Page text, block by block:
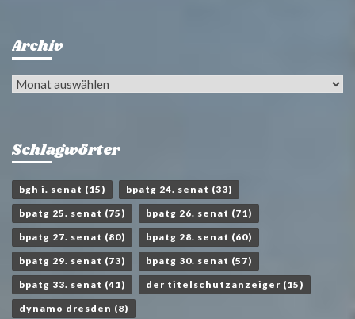
Archiv
Archiv
Schlagwörter
bgh i. senat (15) bpatg 24. senat (33)
bpatg 25. senat (75) bpatg 26. senat (71)
bpatg 27. senat (80) bpatg 28. senat (60)
bpatg 29. senat (73) bpatg 30. senat (57)
bpatg 33. senat (41) der titelschutzanzeiger (15)
dynamo dresden (8)